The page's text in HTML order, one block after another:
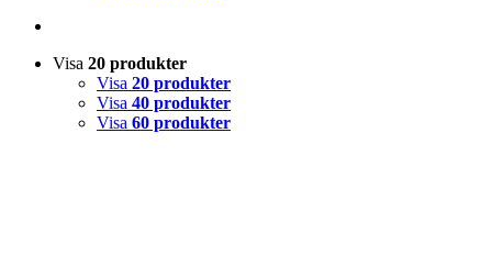
Visa 20 produkter
Visa 20 produkter
Visa 40 produkter
Visa 60 produkter